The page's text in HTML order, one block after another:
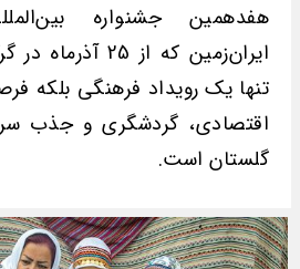
هفدهمین جشنواره
ایران‌زمین که از
تنها یک رویداد فرهنگی بلکه
اقتصادی، گردشگری و جذب
گلستان است.